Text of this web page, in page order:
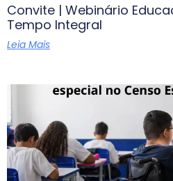
Convite | Webinário
Tempo Integral
Leia Mais